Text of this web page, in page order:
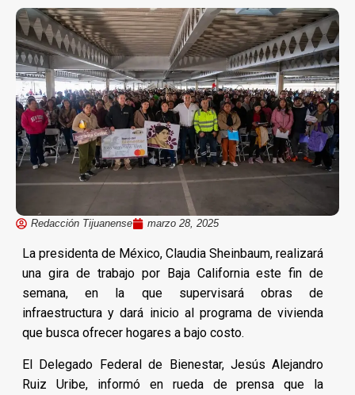
Redacción Tijuanense marzo 28, 2025
La presidenta de México, Claudia Sheinbaum, realizará
una gira de trabajo por Baja California este fin de
semana, en la que supervisará obras de
infraestructura y dará inicio al programa de vivienda
que busca ofrecer hogares a bajo costo.
El Delegado Federal de Bienestar, Jesús Alejandro
Ruiz Uribe, informó en rueda de prensa que la